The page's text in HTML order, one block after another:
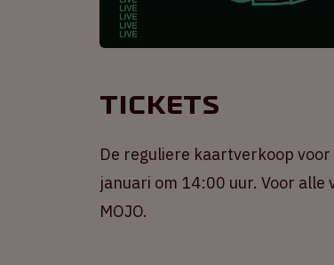
Tickets
De reguliere kaartverkoop
januari om 14:00 uur. Voor alle
MOJO.